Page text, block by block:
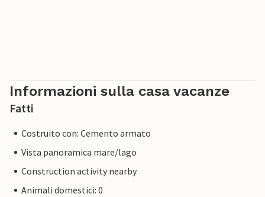
Informazioni sulla casa vacanze
Fatti
Costruito con: Cemento armato
Vista panoramica mare/lago
Construction activity nearby
Animali domestici: 0